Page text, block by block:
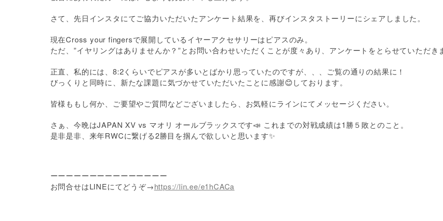
さて、先日インスタにてご協力いただいたアンケート結果を、再びインスタストーリーにシェアしました。
現在Cross your fingersで展開しているイヤーアクセサリーはピアスのみ。
ただ、”イヤリングはありませんか？”とお問い合わせいただくことが度々あり、アンケートをとらせていただき
正直、私的には、8:2くらいでピアスが多いとばかり思っていたのですが、、、ご覧の通りの結果に！
びっくりと同時に、新たな課題に気づかせていただいたことに感謝😊しております。
皆様ももし何か、ご要望やご質問などございましたら、お気軽にラインにてメッセージください。
さぁ、今晩はJAPAN XV vs マオリ オールブラックスです📣 これまでの対戦成績は1勝５敗とのこと。
是非是非、来年RWCに繋げる2勝目を掴んで欲しいと思います✨
ーーーーーーーーーーーーーーー
お問合せはLINEにてどうぞ→https://lin.ee/e1hCACa